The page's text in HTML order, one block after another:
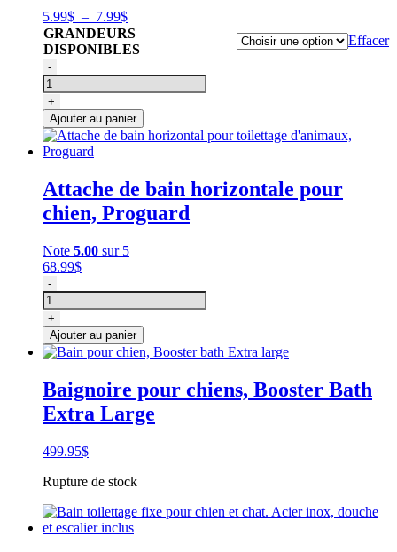
5/8
5.99$ – 7.99$Plage
de
prix :
à
7.99$
GRANDEURS
DISPONIBLES
Effacer
quantité
de
Bouchon
passoire
pour
poils,
ProguardPets
-
+
Ajouter au panier
Attache de bain horizontale pour
chien, Proguard
Note 5.00 sur 5
68.99$
quantité
de
Attache
de
bain
horizontal
toilettage
d'animaux,
Proguard
-
+
Ajouter au panier
Baignoire pour chiens, Booster Bath
Extra Large
499.95$
Rupture de stock